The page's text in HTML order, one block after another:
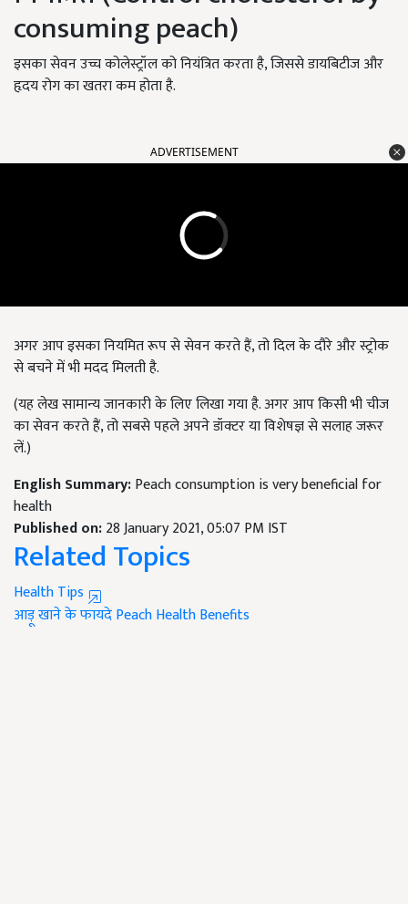
consuming peach)
इसका सेवन उच्च कोलेस्ट्रॉल को नियंत्रित करता है, जिससे डायबिटीज और
हृदय रोग का खतरा कम होता है.
ADVERTISEMENT
अगर आप इसका नियमित रूप से सेवन करते हैं, तो दिल के दौरे और स्ट्रोक
से बचने में भी मदद मिलती है.
(यह लेख सामान्य जानकारी के लिए लिखा गया है. अगर आप किसी भी चीज
का सेवन करते हैं, तो सबसे पहले अपने डॉक्टर या विशेषज्ञ से सलाह जरूर
लें.)
English Summary:Peach consumption is very beneficial for
health
Published on:28 January 2021, 05:07 PM IST
Related Topics
Health Tips
आड़ू खाने के फायदेPeach Health Benefits